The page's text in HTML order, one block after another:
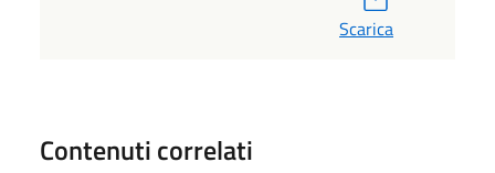
Scarica
Contenuti correlati